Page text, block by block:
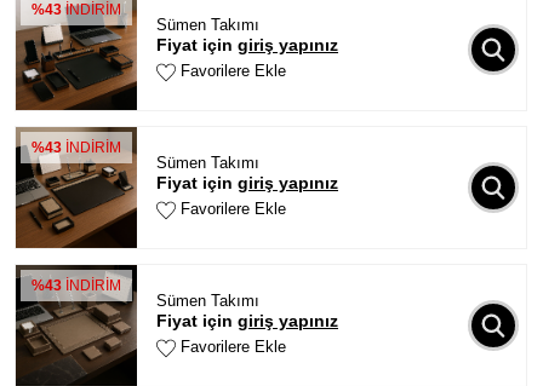
%43İNDİRİM
Sümen Takımı
Fiyat için giriş yapınız
Favorilere Ekle
%43 İNDİRİM
Sümen Takımı
Fiyat için giriş yapınız
Favorilere Ekle
%43 İNDİRİM
Sümen Takımı
Fiyat için giriş yapınız
Favorilere Ekle